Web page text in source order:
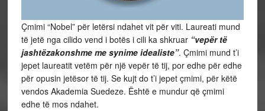
Çmimi “Nobel” për letërsi ndahet vit për viti. Laureati mund
të jetë nga cilido vend i botës i cili ka shkruar “vepër të
jashtëzakonshme me synime idealiste”. Çmimi mund t’i
jepet laureatit vetëm për një vepër të tij, por edhe për edhe
për opusin jetësor të tij. Se kujt do t’i jepet çmimi, për këtë
vendos Akademia Suedeze. Është e mundur që çmimi
edhe të mos ndahet.